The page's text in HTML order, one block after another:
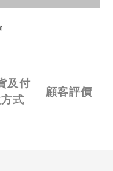
及付
式
顧客評價